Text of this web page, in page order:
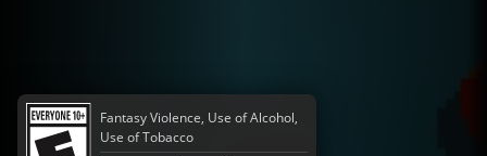
Fantasy Violence, Use of Alcohol,
Use of Tobacco